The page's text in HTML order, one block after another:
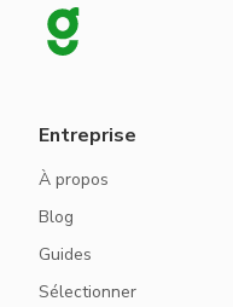
Entreprise
À propos
Blog
Guides
Sélectionner